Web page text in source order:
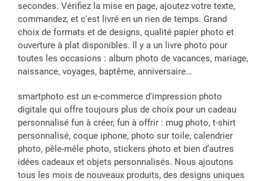
secondes. Vérifiez la mise en page, ajoutez votre texte,
commandez, et c'est livré en un rien de temps. Grand
choix de formats et de designs, qualité papier photo et
ouverture à plat disponibles. Il y a un livre photo pour
toutes les occasions : album photo de vacances, mariage,
naissance, voyages, baptême, anniversaire…
smartphoto est un e-commerce d'impression photo
digitale qui offre toujours plus de choix pour un cadeau
personnalisé fun à créer, fun à offrir : mug photo, t-shirt
personnalisé, coque iphone, photo sur toile, calendrier
photo, pêle-mêle photo, stickers photo et bien d’autres
idées cadeaux et objets personnalisés. Nous ajoutons
tous les mois de nouveaux produits, des designs uniques